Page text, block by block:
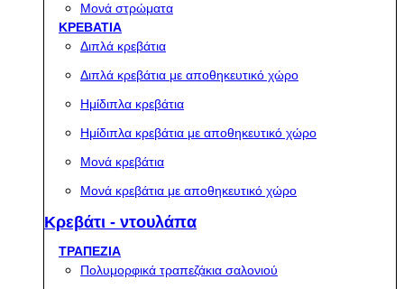
Μονά στρώματα
ΚΡΕΒΑΤΙΑ
Διπλά κρεβάτια
Διπλά κρεβάτια με αποθηκευτικό χώρο
Ημίδιπλα κρεβάτια
Ημίδιπλα κρεβάτια με αποθηκευτικό χώρο
Μονά κρεβάτια
Μονά κρεβάτια με αποθηκευτικό χώρο
Κρεβάτι - ντουλάπα
ΤΡΑΠΕΖΙΑ
Πολυμορφικά τραπεζάκια σαλονιού